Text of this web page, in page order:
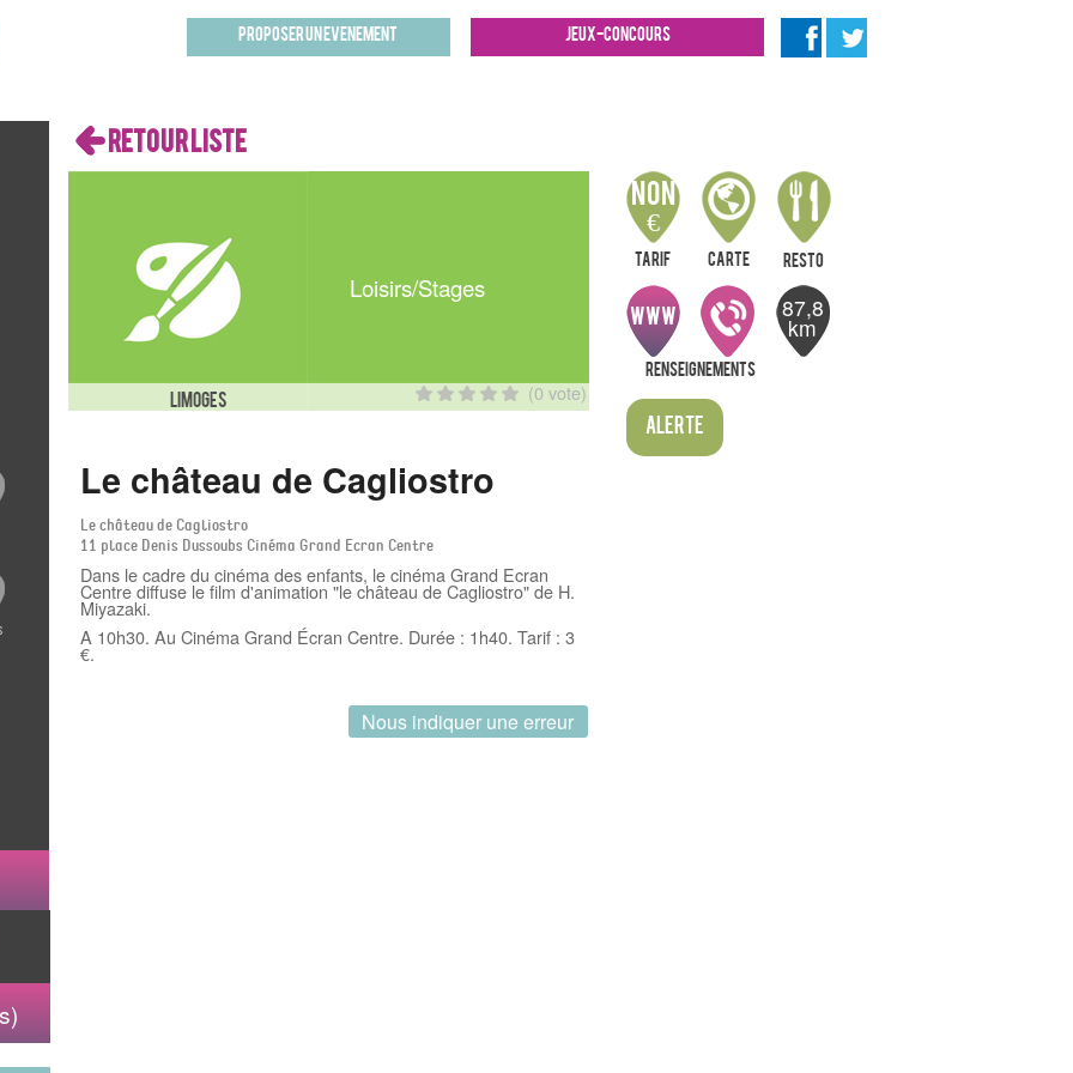
Proposer un evenement Jeux-concours
29
RETOUR LISTE
Loisirs/Stages
LIMOGES (0 vote)
Le château de Cagliostro
Le château de Cagliostro
11 place Denis Dussoubs Cinéma Grand Ecran Centre
Dans le cadre du cinéma des enfants, le cinéma Grand Ecran
Centre diffuse le film d'animation "le château de Cagliostro" de H.
Miyazaki.
A 10h30. Au Cinéma Grand Écran Centre. Durée : 1h40. Tarif : 3
€.
Non
€
Tarif Carte resto
WWW
Renseignements
87,8
km
Alerte
Nous indiquer une erreur